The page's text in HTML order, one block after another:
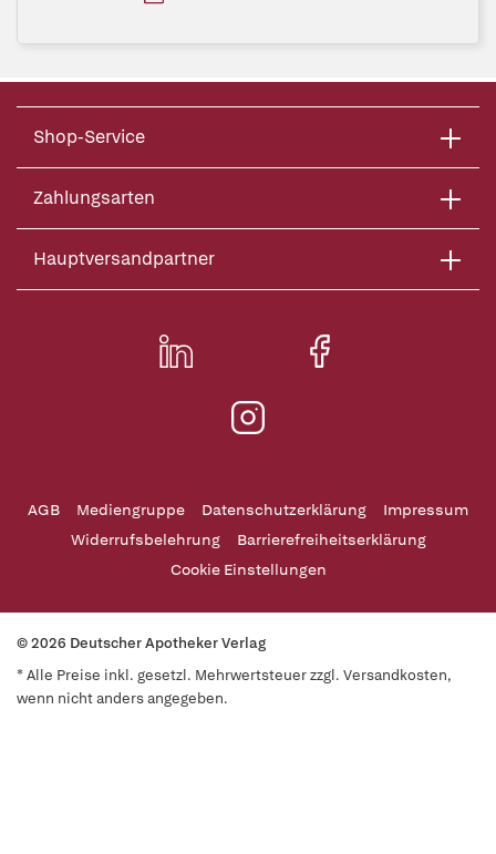
Shop-Service
Zahlungsarten
Hauptversandpartner
AGB Mediengruppe Datenschutzerklärung
Impressum
Widerrufsbelehrung
Barrierefreiheitserklärung
Cookie Einstellungen
© 2026 Deutscher Apotheker Verlag
* Alle Preise inkl. gesetzl. Mehrwertsteuer zzgl. Versandkosten,
wenn nicht anders angegeben.